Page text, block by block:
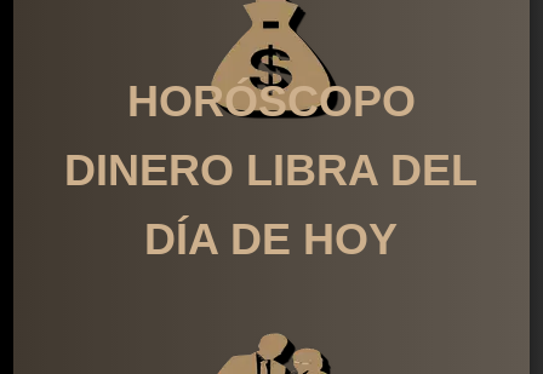
HORÓSCOPO
DINERO LIBRA DEL
DÍA DE HOY